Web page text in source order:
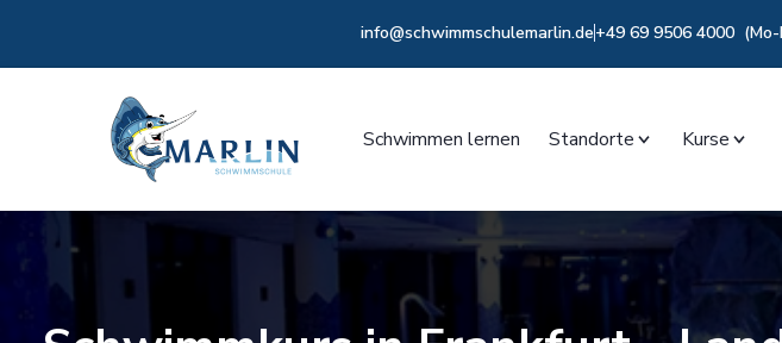
info@schwimmschulemarlin.de+49 69 9506 4000
Schwimmen lernen Standorte Kurse